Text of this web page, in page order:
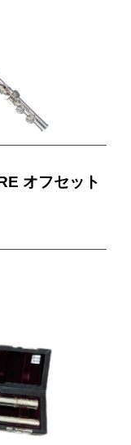
オフセット